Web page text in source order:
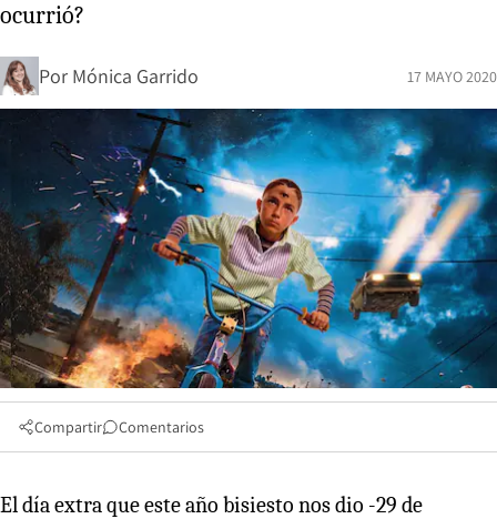
ocurrió?
Por Mónica Garrido 17 MAYO 2020
Compartir Comentarios
El día extra que este año bisiesto nos dio -29 de